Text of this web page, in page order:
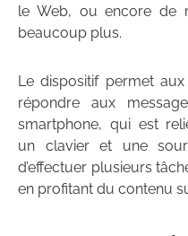
le Web, ou encore de
beaucoup plus.
Le dispositif permet
répondre aux
smartphone, qui est
un clavier et une
d’effectuer plusieurs
en profitant du contenu